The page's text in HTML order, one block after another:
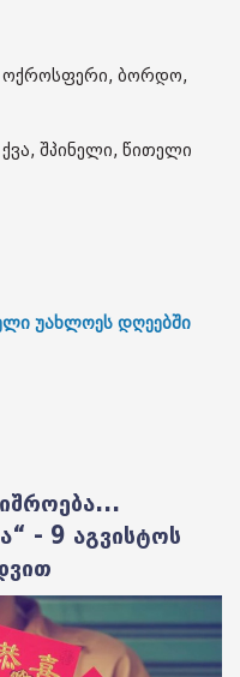
ოქროსფერი, ბორდო,
შპინელი, წითელი
უახლოეს დღეებში
- 9 აგვისტოს